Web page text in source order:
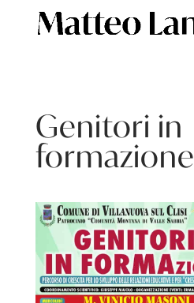
Genitori in
formazione